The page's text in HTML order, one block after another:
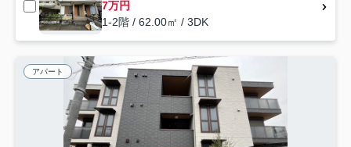
7万円
1-2階 / 62.00㎡ / 3DK
アパート